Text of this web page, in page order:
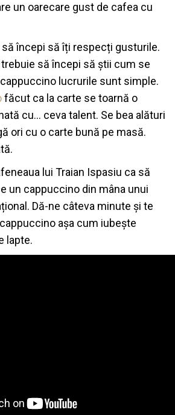
un oarecare gust de cafea cu
începi să îți respecți gusturile.
să începi să știi cum se
lucrurile sunt simple.
făcut ca la carte se toarnă o
cu… ceva talent. Se bea alături
ori cu o carte bună pe masă.
lui Traian Ispasiu ca să
un cappuccino din mâna unui
Dă-ne câteva minute și te
așa cum iubește
lapte.